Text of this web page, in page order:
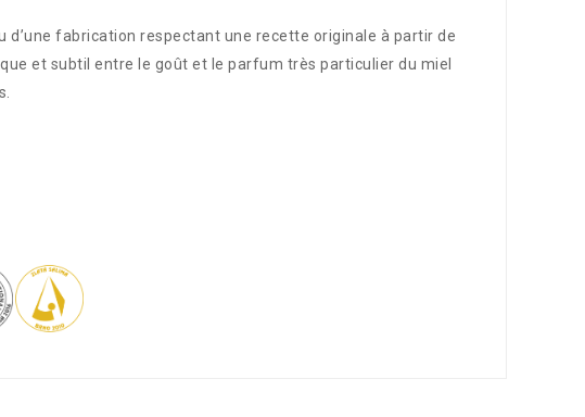
d’une fabrication respectant une recette originale à partir de
et subtil entre le goût et le parfum très particulier du miel